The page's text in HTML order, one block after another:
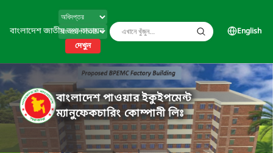
বাংলাদেশ জাতীয় তথ্য বাতায়ন
দেখুন
English
বাংলাদেশ পাওয়ার ইকুইপমেন্ট
ম্যানুফেকচারিং কোম্পানী লিঃ